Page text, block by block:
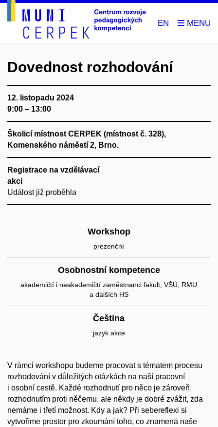
EN
Dovednost rozhodování
12. listopadu 2024
9:00 – 13:00
Školicí místnost CERPEK (místnost č. 328),
Komenského náměstí 2, Brno.
Registrace na vzdělávací
akci
Událost již proběhla
Workshop
prezenční
Osobnostní kompetence
akademičtí i neakademičtí zaměstnanci fakult, VŠÚ, RMU
a dalších HS
Čeština
jazyk akce
V rámci workshopu budeme pracovat s tématem procesu
rozhodování v důležitých otázkách na naší pracovní
i osobní cestě. Každé rozhodnutí pro něco je zároveň
rozhodnutím proti něčemu, ale někdy je dobré zvážit, zda
nemáme i třetí možnost. Kdy a jak? Při sebereflexi si
vytvoříme prostor pro zkoumání toho, co znamená naše